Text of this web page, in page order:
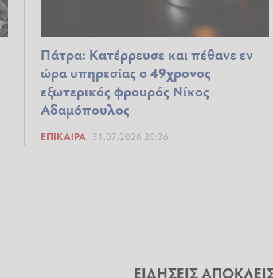
Πάτρα: Κατέρρευσε και πέθανε εν
ώρα υπηρεσίας ο 49χρονος
εξωτερικός φρουρός Νίκος
Αδαμόπουλος
ΕΠΊΚΑΙΡΑ 31.07.2026 20:36
ΕΙΔΗΣΕΙΣ